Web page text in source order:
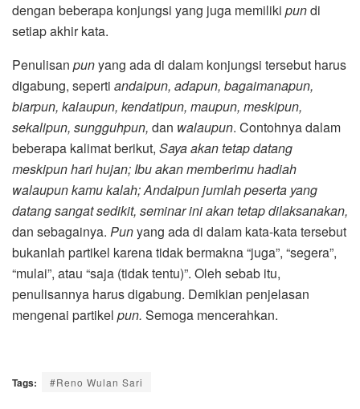
dengan beberapa konjungsi yang juga memiliki pundi
setiap akhir kata.
Penulisan punyang ada di dalam konjungsi tersebut harus
digabung, seperti andaipun, adapun, bagaimanapun,
biarpun, kalaupun, kendatipun, maupun, meskipun,
sekalipun, sungguhpun, dan walaupun. Contohnya dalam
beberapa kalimat berikut, Saya akan tetap datang
meskipun hari hujan; Ibu akan memberimu hadiah
walaupun kamu kalah; Andaipun jumlah peserta yang
datang sangat sedikit, seminar ini akan tetap dilaksanakan,
dan sebagainya. Punyang ada di dalam kata-kata tersebut
bukanlah partikel karena tidak bermakna “juga”, “segera”,
“mulai”, atau “saja (tidak tentu)”. Oleh sebab itu,
penulisannya harus digabung. Demikian penjelasan
mengenai partikel pun. Semoga mencerahkan.
Tags: #Reno Wulan Sari